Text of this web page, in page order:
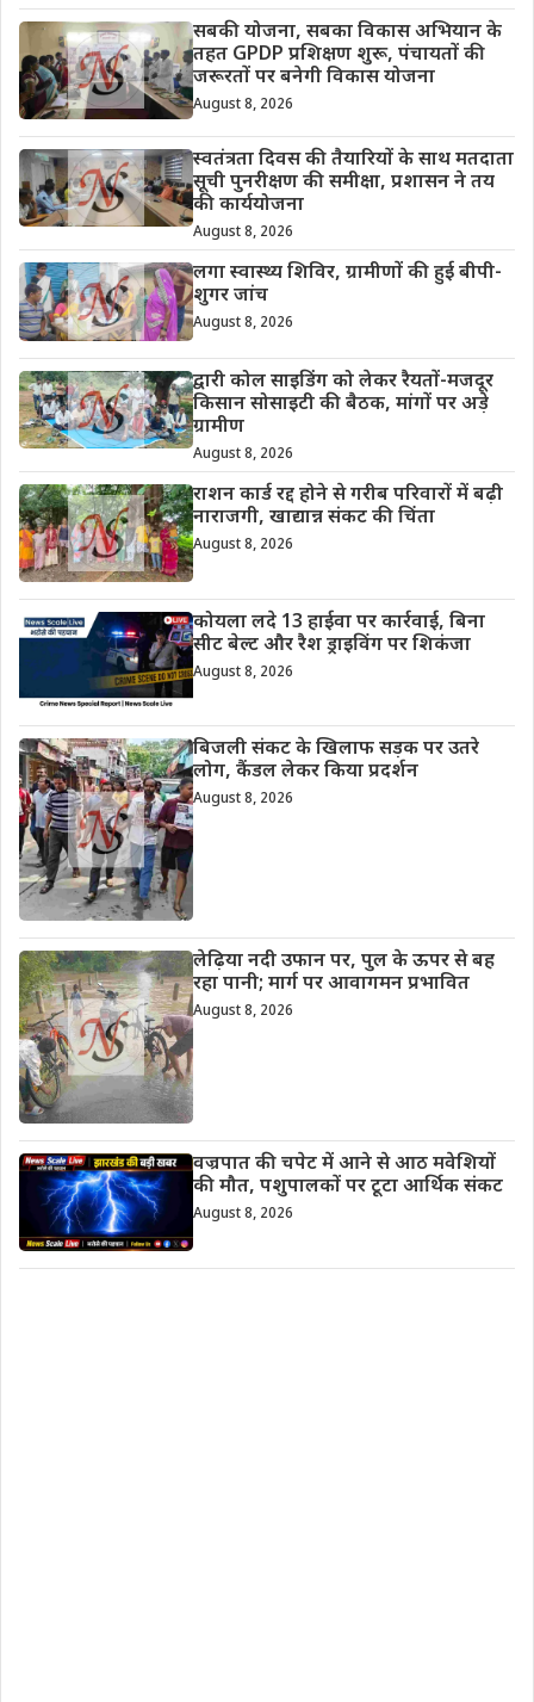
सबकी योजना, सबका विकास अभियान के
तहत GPDP प्रशिक्षण शुरू, पंचायतों की
जरूरतों पर बनेगी विकास योजना
August 8, 2026
स्वतंत्रता दिवस की तैयारियों के साथ मतदाता
सूची पुनरीक्षण की समीक्षा, प्रशासन ने तय
की कार्ययोजना
August 8, 2026
लगा स्वास्थ्य शिविर, ग्रामीणों की हुई बीपी-
शुगर जांच
August 8, 2026
द्वारी कोल साइडिंग को लेकर रैयतों-मजदूर
किसान सोसाइटी की बैठक, मांगों पर अड़े
ग्रामीण
August 8, 2026
राशन कार्ड रद्द होने से गरीब परिवारों में बढ़ी
नाराजगी, खाद्यान्न संकट की चिंता
August 8, 2026
कोयला लदे 13 हाईवा पर कार्रवाई, बिना
सीट बेल्ट और रैश ड्राइविंग पर शिकंजा
August 8, 2026
बिजली संकट के खिलाफ सड़क पर उतरे
लोग, कैंडल लेकर किया प्रदर्शन
August 8, 2026
लेढ़िया नदी उफान पर, पुल के ऊपर से बह
रहा पानी; मार्ग पर आवागमन प्रभावित
August 8, 2026
वज्रपात की चपेट में आने से आठ मवेशियों
की मौत, पशुपालकों पर टूटा आर्थिक संकट
August 8, 2026